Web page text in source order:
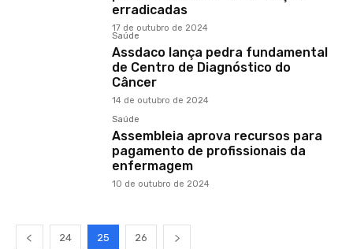
erradicadas
17 de outubro de 2024
Saúde
Assdaco lança pedra fundamental
de Centro de Diagnóstico do
Câncer
14 de outubro de 2024
Saúde
Assembleia aprova recursos para
pagamento de profissionais da
enfermagem
10 de outubro de 2024
24 25 26